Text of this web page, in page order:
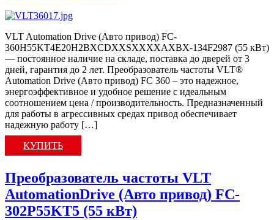
VLT Automation Drive (Авто привод) FC-
360H55KT4E20H2BXCDXXSXXXXAXBX-134F2987 (55 кВт)
— постоянное наличие на складе, поставка до дверей от 3
дней, гарантия до 2 лет. Преобразователь частоты VLT®
Automation Drive (Авто привод) FC 360 – это надежное,
энергоэффективное и удобное решение с идеальным
соотношением цена / производительность. Предназначенный
для работы в агрессивных средах привод обеспечивает
надежную работу […]
КУПИТЬ
Преобразователь частоты VLT
AutomationDrive (Авто привод) FC-
302P55KT5 (55 кВт)